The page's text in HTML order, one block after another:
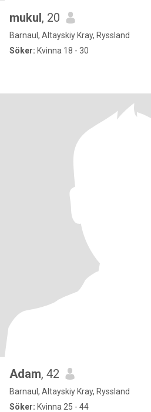
mukul, 20
Barnaul, Altayskiy Kray, Ryssland
Söker: Kvinna 18 - 30
Adam, 42
Barnaul, Altayskiy Kray, Ryssland
Söker: Kvinna 25 - 44